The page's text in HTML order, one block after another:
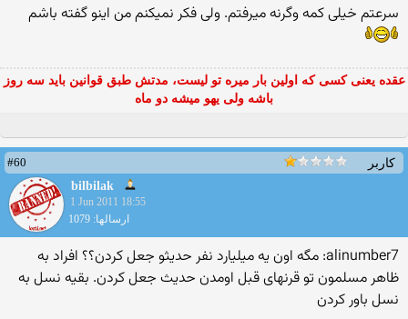
سرعتم خیلی كمه وگرنه میرفتم. ولی فكر نمیكنم من اینو گفته باشم
عقده یعنی کسی که اولین بار میره تو لیست، مدتش طبق قوانین باید سه روز
باشه ولی یهو میشه دو ماه
کاربر
#60
bilbilak
1 Jun 2011 18:55
ارسالها: 1079
alinumber7: مگه اون یه میلیارد نفر حدیثو جعل كردن؟؟ افراد به
ظاهر مسلمون تو قرنهای قبل اومدن حدیث جعل كردن. بقیه نسل به
نسل باور كردن